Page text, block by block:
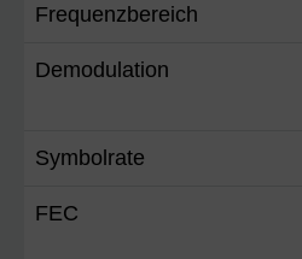
Frequenzbereich
Demodulation
Symbolrate
FEC